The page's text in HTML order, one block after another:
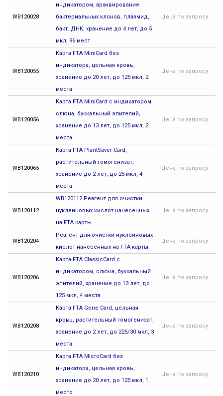
WB120028
индикатором, архивирование
бактериальных клонов, плазмид,
бакт. ДНК, хранение до 4 лет, до 5
мкл, 96 мест
Цена по запросу
WB120055
Карта FTA MiniCard без
индикатора, цельная кровь,
хранение до 20 лет, до 125 мкл, 2
места
Цена по запросу
WB120056
Карта FTA MiniCard с индикатором,
слюна, буккальный эпителий,
хранение до 13 лет, до 125 мкл, 2
места
Цена по запросу
WB120065
Карта FTA PlantSaver Card,
растительный гомогенизат,
хранение до 2 лет, до 25 мкл, 4
места
Цена по запросу
WB120112
WB120112 Реагент для очистки
нуклеиновых кислот нанесенных
на FTA карты
Цена по запросу
WB120204
Реагент для очистки нуклеиновых
кислот нанесенных на FTA карты
Цена по запросу
WB120206
Карта FTA ClassicCard с
индикатором, слюна, буккальный
эпителий, хранение до 13 лет, до
125 мкл, 4 места
Цена по запросу
WB120208
Карта FTA Gene Card, цельная
кровь, растительный гомогенизат,
хранение до 2 лет, до 225/30 мкл, 3
места
Цена по запросу
WB120210
Карта FTA MicroCard без
индикатора, цельная кровь,
хранение до 20 лет, до 125 мкл, 1
место
Цена по запросу